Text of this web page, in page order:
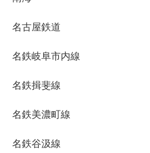
名古屋鉄道
名鉄岐阜市内線
名鉄揖斐線
名鉄美濃町線
名鉄谷汲線